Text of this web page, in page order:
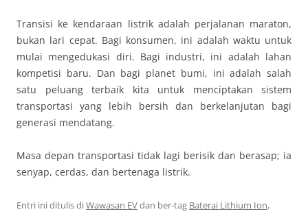
Transisi ke kendaraan listrik adalah perjalanan maraton,
bukan lari cepat. Bagi konsumen, ini adalah waktu untuk
mulai mengedukasi diri. Bagi industri, ini adalah lahan
kompetisi baru. Dan bagi planet bumi, ini adalah salah
satu peluang terbaik kita untuk menciptakan sistem
transportasi yang lebih bersih dan berkelanjutan bagi
generasi mendatang.
Masa depan transportasi tidak lagi berisik dan berasap; ia
senyap, cerdas, dan bertenaga listrik.
Entri ini ditulis diWawasan EVdan ber-tag Baterai Lithium Ion,